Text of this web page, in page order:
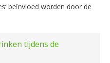
beïnvloed worden door de
tijdens de